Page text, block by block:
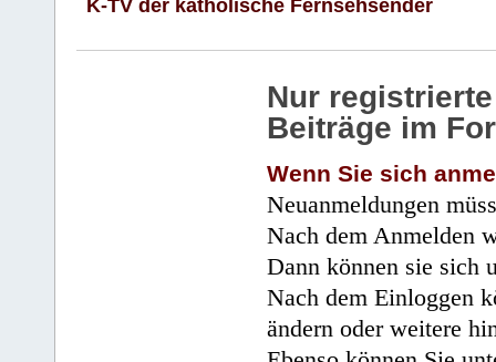
K-TV der katholische Fernsehsender
Nur
Beiträge im
Wenn Sie sich
Neuanmeldungen
Nach dem Anmelden
Dann können sie sich
Nach dem Einloggen
ändern oder weitere